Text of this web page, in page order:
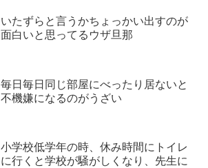
いたずらと言うかちょっかい出すのが
面白いと思ってるウザ旦那
毎日毎日同じ部屋にべったり居ないと
不機嫌になるのがうざい
小学校低学年の時、休み時間にトイレ
に行くと学校が騒がしくなり、先生に